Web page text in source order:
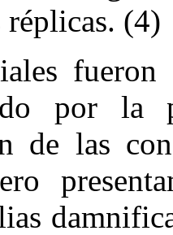
(4)
por la
de las